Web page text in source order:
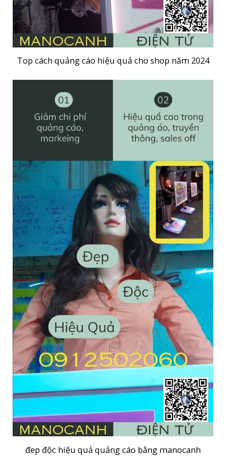
Top cách quảng cáo hiệu quả cho shop năm 2024
đep độc hiệu quả quảng cáo bằng manocanh